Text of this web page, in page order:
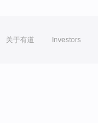
关于有道 Investors